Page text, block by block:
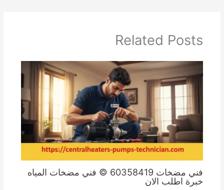
Related Posts
فني مضخات 60358419 © فني مضخات المياه
خبرة اطلب الان